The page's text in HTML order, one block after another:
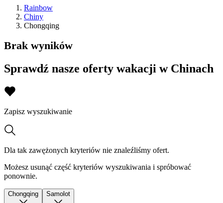
Rainbow
Chiny
Chongqing
Brak wyników
Sprawdź nasze oferty wakacji w Chinach
Zapisz wyszukiwanie
Dla tak zawężonych kryteriów nie znaleźliśmy ofert.
Możesz usunąć część kryteriów wyszukiwania i spróbować
ponownie.
Chongqing Samolot